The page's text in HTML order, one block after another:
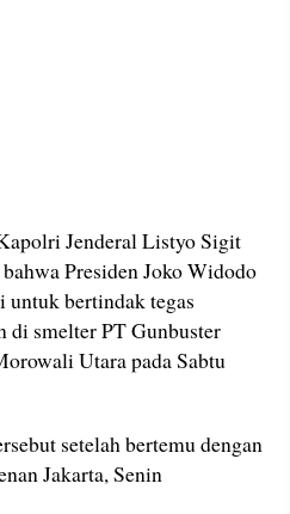
Jenderal Listyo Sigit
Presiden Joko Widodo
bertindak tegas
di smelter PT Gunbuster
Utara pada Sabtu
setelah bertemu dengan
Jakarta, Senin